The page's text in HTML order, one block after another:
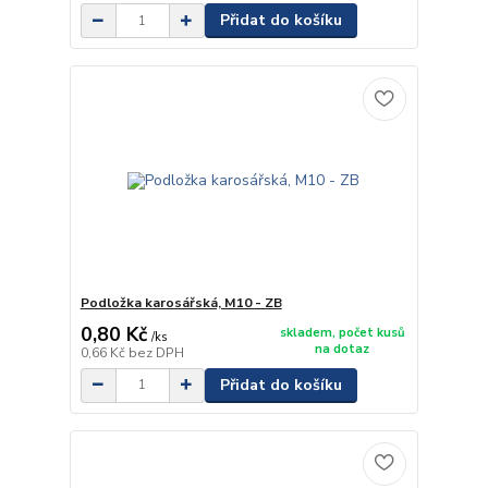
Přidat do košíku
Podložka karosářská, M10 - ZB
0,80 Kč /ks
0,66 Kč bez DPH
skladem, počet kusů
na dotaz
Přidat do košíku